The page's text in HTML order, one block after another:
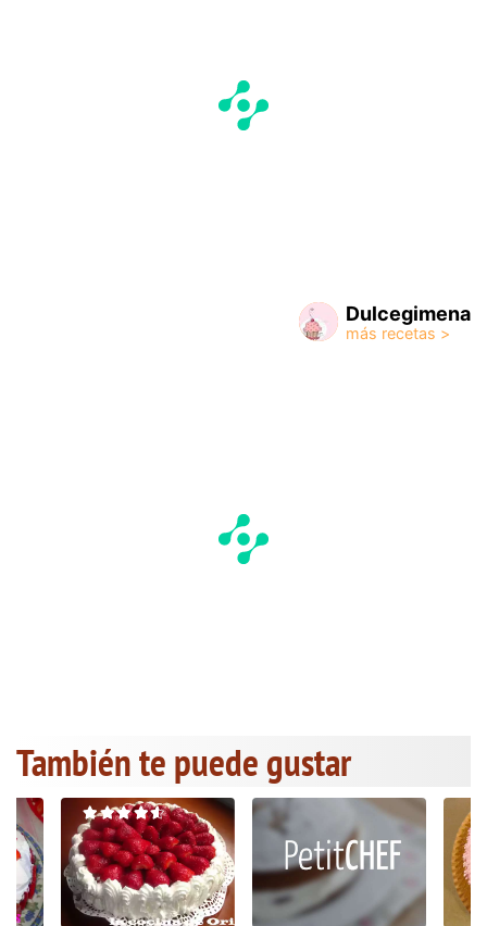
Dulcegimena
También te puede gustar